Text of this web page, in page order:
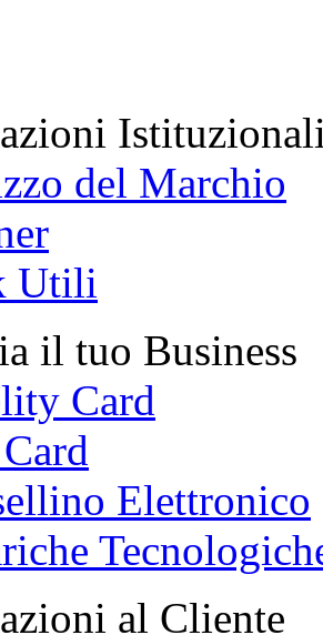
del Marchio
Utili
il tuo Business
Card
Elettronico
al Cliente